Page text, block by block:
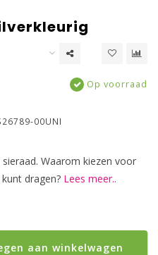
Op voorraad
00UNI
Waarom kiezen voor
dragen? Lees meer..
aan winkelwagen